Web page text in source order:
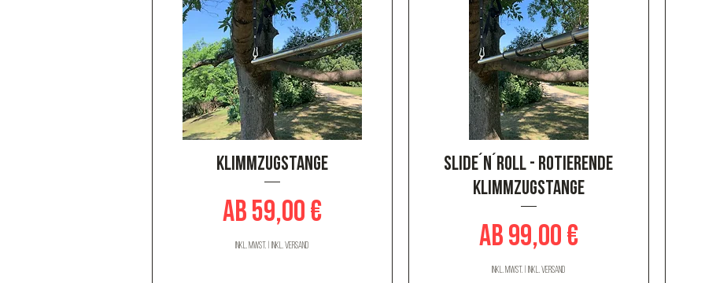
Schnellansicht
Klimmzugstange
ab59,00 €
Sale-Preis
inkl. MwSt. inkl. Versand
Schnellansicht
slide´n´roll - Rotierende
Klimmzugstange
ab99,00 €
Sale-Preis
inkl. MwSt. inkl. Versand